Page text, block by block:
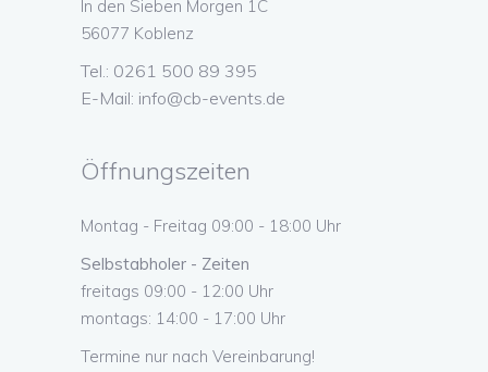
In den Sieben Morgen 1C
56077 Koblenz
Tel.: 0261 500 89 395
E-Mail: info@cb-events.de
Öffnungszeiten
Montag - Freitag 09:00 - 18:00 Uhr
Selbstabholer - Zeiten
freitags 09:00 - 12:00 Uhr
montags: 14:00 - 17:00 Uhr
Termine nur nach Vereinbarung!